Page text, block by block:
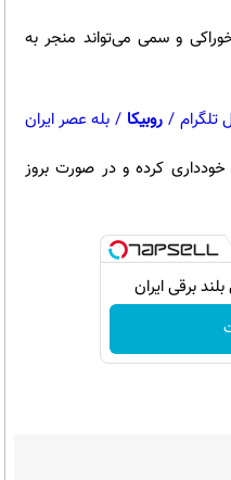
و سمی می‌تواند منجر به
تلگرام / روبیکا / بله عصر ایران
کرده و در صورت بروز